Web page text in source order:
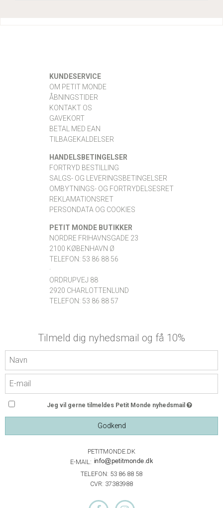
KUNDESERVICE
OM PETIT MONDE
ÅBNINGSTIDER
KONTAKT OS
GAVEKORT
BETAL MED EAN
TILBAGEKALDELSER
HANDELSBETINGELSER
FORTRYD BESTILLING
SALGS- OG LEVERINGSBETINGELSER
OMBYTNINGS- OG FORTRYDELSESRET
REKLAMATIONSRET
PERSONDATA OG COOKIES
PETIT MONDE BUTIKKER
NORDRE FRIHAVNSGADE 23
2100 KØBENHAVN Ø
TELEFON: 53 86 88 56
·
ORDRUPVEJ 88
2920 CHARLOTTENLUND
TELEFON: 53 86 88 57
Tilmeld dig nyhedsmail og få 10%
Jeg vil gerne tilmeldes Petit Monde nyhedsmail
Godkend
PETITMONDE.DK
E-MAIL:
TELEFON: 53 86 88 58
CVR: 37383988